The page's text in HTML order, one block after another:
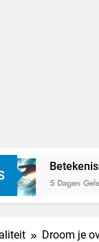
droom
Geleden
Droom je